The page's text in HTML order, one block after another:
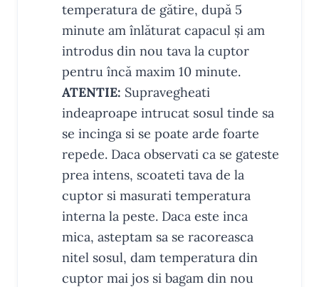
temperatura de gătire, după 5
minute am înlăturat capacul și am
introdus din nou tava la cuptor
pentru încă maxim 10 minute.
ATENTIE: Supravegheati
indeaproape intrucat sosul tinde sa
se incinga si se poate arde foarte
repede. Daca observati ca se gateste
prea intens, scoateti tava de la
cuptor si masurati temperatura
interna la peste. Daca este inca
mica, asteptam sa se racoreasca
nitel sosul, dam temperatura din
cuptor mai jos si bagam din nou